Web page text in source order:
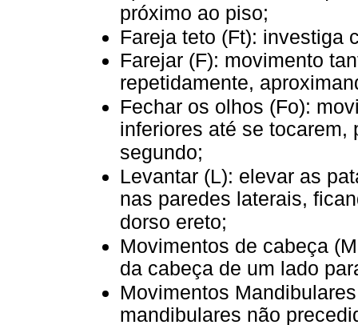
próximo ao piso;
Fareja teto (Ft): investiga
Farejar (F): movimento
repetidamente,
Fechar os olhos (Fo):
inferiores até se tocarem,
segundo;
Levantar (L): elevar as
nas paredes laterais,
dorso ereto;
Movimentos de cabeça
da cabeça de um lado
Movimentos
mandibulares não